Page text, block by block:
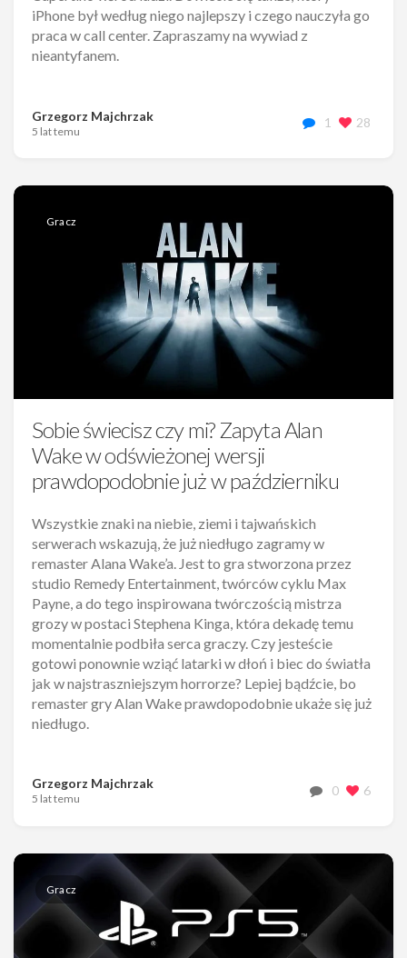
iPhone był według niego najlepszy i czego nauczyła go
praca w call center. Zapraszamy na wywiad z
nieantyfanem.
Grzegorz Majchrzak
5 lat temu
1 28
Gracz
Sobie świecisz czy mi? Zapyta Alan
Wake w odświeżonej wersji
prawdopodobnie już w październiku
Wszystkie znaki na niebie, ziemi i tajwańskich
serwerach wskazują, że już niedługo zagramy w
remaster Alana Wake’a. Jest to gra stworzona przez
studio Remedy Entertainment, twórców cyklu Max
Payne, a do tego inspirowana twórczością mistrza
grozy w postaci Stephena Kinga, która dekadę temu
momentalnie podbiła serca graczy. Czy jesteście
gotowi ponownie wziąć latarki w dłoń i biec do światła
jak w najstraszniejszym horrorze? Lepiej bądźcie, bo
remaster gry Alan Wake prawdopodobnie ukaże się już
niedługo.
Grzegorz Majchrzak
5 lat temu
0 6
Gracz